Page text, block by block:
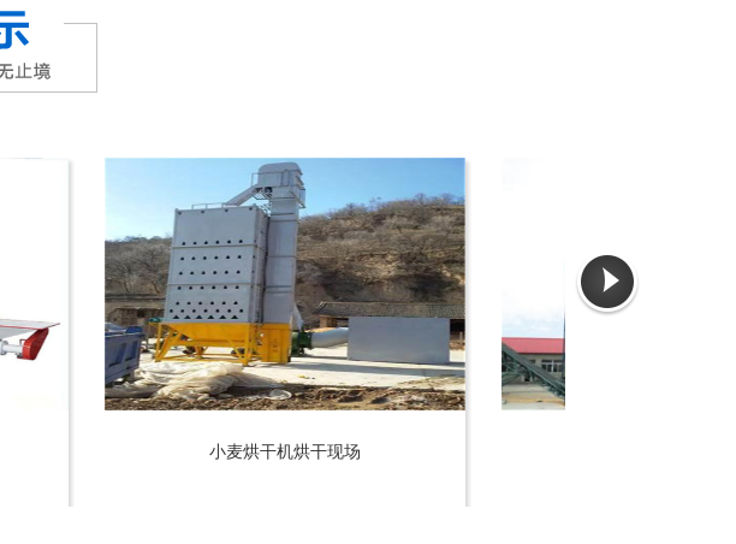
小麦烘干机烘干现场